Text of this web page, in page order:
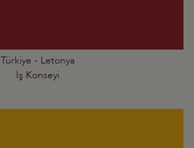
Türkiye - Letonya
İş Konseyi